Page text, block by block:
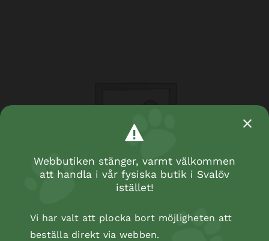
Webbutiken stänger, varmt välkommen
att handla i vår fysiska butik i Svalöv
istället!
Vi har valt att plocka bort möjligheten att
beställa direkt via webben.